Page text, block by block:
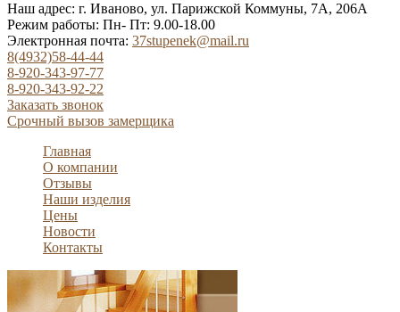
Наш адрес: г. Иваново, ул. Парижской Коммуны, 7А, 206А
Режим работы: Пн- Пт: 9.00-18.00
Электронная почта: 37stupenek@mail.ru
8(4932)58-44-44
8-920-343-97-77
8-920-343-92-22
Заказать звонок
Срочный вызов замерщика
Главная
О компании
Отзывы
Наши изделия
Цены
Новости
Контакты